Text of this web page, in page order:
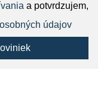
a potvrdzujem,
údajov